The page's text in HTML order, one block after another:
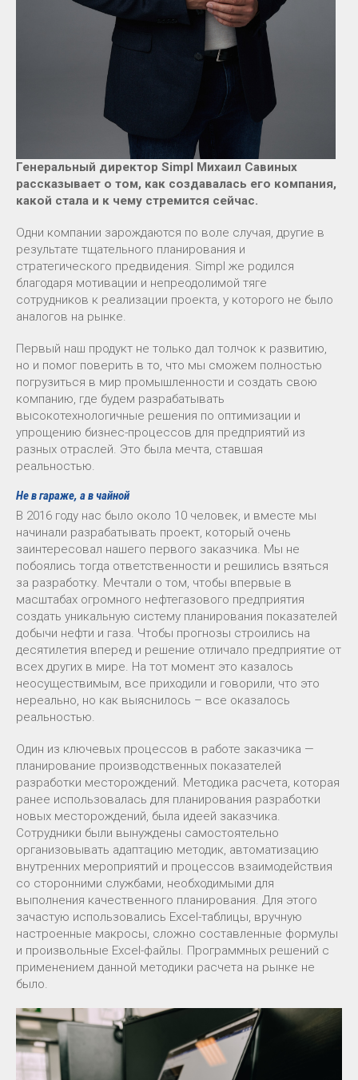
Генеральный директор Simpl Михаил Савиных
рассказывает о том, как создавалась его компания,
какой стала и к чему стремится сейчас.
Одни компании зарождаются по воле случая, другие в
результате тщательного планирования и
стратегического предвидения. Simpl же родился
благодаря мотивации и непреодолимой тяге
сотрудников к реализации проекта, у которого не было
аналогов на рынке.
Первый наш продукт не только дал толчок к развитию,
но и помог поверить в то, что мы сможем полностью
погрузиться в мир промышленности и создать свою
компанию, где будем разрабатывать
высокотехнологичные решения по оптимизации и
упрощению бизнес-процессов для предприятий из
разных отраслей. Это была мечта, ставшая
реальностью.
Не в гараже, а в чайной
В 2016 году нас было около 10 человек, и вместе мы
начинали разрабатывать проект, который очень
заинтересовал нашего первого заказчика. Мы не
побоялись тогда ответственности и решились взяться
за разработку. Мечтали о том, чтобы впервые в
масштабах огромного нефтегазового предприятия
создать уникальную систему планирования показателей
добычи нефти и газа. Чтобы прогнозы строились на
десятилетия вперед и решение отличало предприятие от
всех других в мире. На тот момент это казалось
неосуществимым, все приходили и говорили, что это
нереально, но как выяснилось – все оказалось
реальностью.
Один из ключевых процессов в работе заказчика —
планирование производственных показателей
разработки месторождений. Методика расчета, которая
ранее использовалась для планирования разработки
новых месторождений, была идеей заказчика.
Сотрудники были вынуждены самостоятельно
организовывать адаптацию методик, автоматизацию
внутренних мероприятий и процессов взаимодействия
со сторонними службами, необходимыми для
выполнения качественного планирования. Для этого
зачастую использовались Excel-таблицы, вручную
настроенные макросы, сложно составленные формулы
и произвольные Excel-файлы. Программных решений с
применением данной методики расчета на рынке не
было.